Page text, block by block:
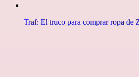
Traf: El truco para comprar ropa de